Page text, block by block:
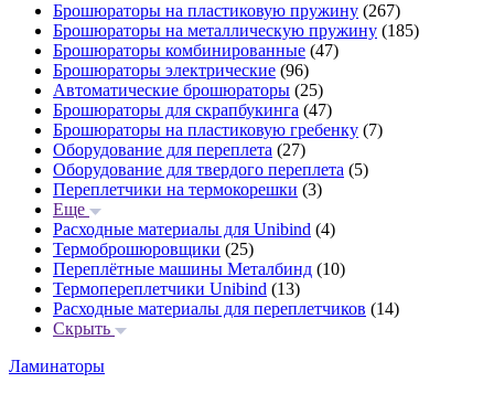
Брошюраторы на пластиковую пружину (267)
Брошюраторы на металлическую пружину (185)
Брошюраторы комбинированные (47)
Брошюраторы электрические (96)
Автоматические брошюраторы (25)
Брошюраторы для скрапбукинга (47)
Брошюраторы на пластиковую гребенку (7)
Оборудование для переплета (27)
Оборудование для твердого переплета (5)
Переплетчики на термокорешки (3)
Еще
Расходные материалы для Unibind (4)
Термоброшюровщики (25)
Переплётные машины Металбинд (10)
Термопереплетчики Unibind (13)
Расходные материалы для переплетчиков (14)
Скрыть
Ламинаторы